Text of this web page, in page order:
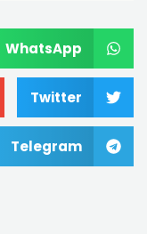
WhatsApp
Twitter
Telegram